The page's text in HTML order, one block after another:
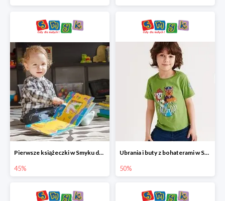
Pierwsze książeczki w Smyku do -45%
45%
Ubrania i buty z bohaterami w Smyku do -50%
50%